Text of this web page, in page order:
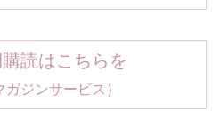
読はこちらを
ジンサービス）